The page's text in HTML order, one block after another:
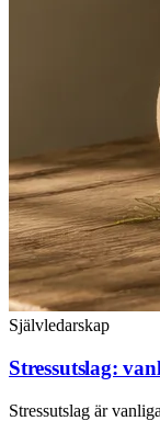
Självledarskap
Stressutslag:
Stressutslag är